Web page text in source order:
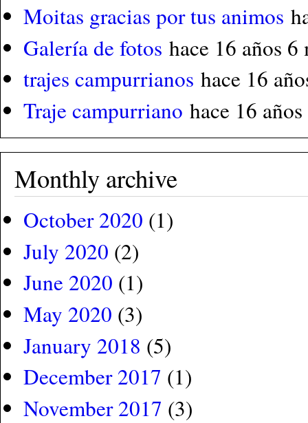
Moitas gracias por tus animos
Galería de fotos hace 16 años 6
trajes campurrianos hace 16
Traje campurriano hace 16
Monthly archive
October 2020 (1)
July 2020 (2)
June 2020 (1)
May 2020 (3)
January 2018 (5)
December 2017 (1)
November 2017 (3)